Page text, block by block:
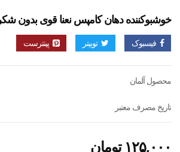
خوشبوکننده دهان کامپس نعنا قوی بدون شکر
فیسبوک توییتر پینترست
محصول آلمان
تاریخ مصرف معتبر
۱۲۵,۰۰۰ تومان